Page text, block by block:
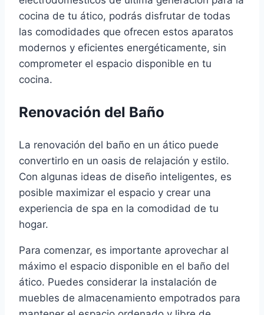
cocina de tu ático, podrás disfrutar de todas
las comodidades que ofrecen estos aparatos
modernos y eficientes energéticamente, sin
comprometer el espacio disponible en tu
cocina.
Renovación del Baño
La renovación del baño en un ático puede
convertirlo en un oasis de relajación y estilo.
Con algunas ideas de diseño inteligentes, es
posible maximizar el espacio y crear una
experiencia de spa en la comodidad de tu
hogar.
Para comenzar, es importante aprovechar al
máximo el espacio disponible en el baño del
ático. Puedes considerar la instalación de
muebles de almacenamiento empotrados para